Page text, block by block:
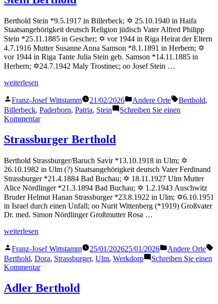
Berthold Stein *9.5.1917 in Billerbeck; ✡ 25.10.1940 in Haifa
Staatsangehörigkeit deutsch Religion jüdisch Vater Alfred Philipp
Stein *25.11.1885 in Gescher; ✡ vor 1944 in Riga Heirat der Eltern
4.7.1916 Mutter Susanne Anna Samson *8.1.1891 in Herbern; ✡
vor 1944 in Riga Tante Julia Stein geb. Samson *14.11.1885 in
Herbern; ✡24.7.1942 Maly Trostinec; oo Josef Stein …
„Stein
weiterlesen
Veröffentlicht
von
Franz-Josef Wittstamm 21/02/2026
Veröffentlicht
in
Andere Orte Berthold,
Billerbeck, Paderborn, Patria, Stein
Schreiben Sie einen
Kommentarzu
Berthold
Strassburger Berthold
Berthold Strassburger/Baruch Savir *13.10.1918 in Ulm; ✡
26.10.1982 in Ulm (?) Staatsangehörigkeit deutsch Vater Ferdinand
Strassburger *21.4.1884 Bad Buchau; ✡ 18.11.1927 Ulm Mutter
Alice Nördlinger *21.3.1894 Bad Buchau; ✡ 1.2.1943 Auschwitz
Bruder Helmut Hanan Strassburger *23.8.1922 in Ulm; ✡6.10.1951
in Israel durch einen Unfall; oo Nurit Wittenberg (*1919) Großvater
Dr. med. Simon Nördlinger Großmutter Rosa …
„Strassburger
weiterlesen
Veröffentlicht
von
Franz-Josef Wittstamm 25/01/202625/01/2026
Veröffentlicht
in
Andere Orte
Berthold, Dora, Strassburger, Ulm, Werkdorp
Schreiben Sie einen
Kommentarzu
Berthold
Adler Berthold